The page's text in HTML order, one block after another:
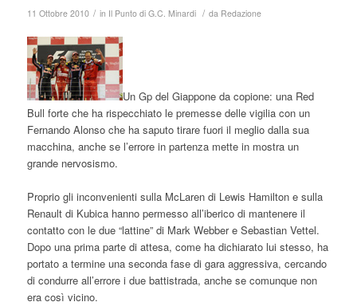
11 Ottobre 2010 / in Il Punto di G.C. Minardi / da Redazione
Un Gp del Giappone da copione: una Red
Bull forte che ha rispecchiato le premesse delle vigilia con un
Fernando Alonso che ha saputo tirare fuori il meglio dalla sua
macchina, anche se l’errore in partenza mette in mostra un
grande nervosismo.
Proprio gli inconvenienti sulla McLaren di Lewis Hamilton e sulla
Renault di Kubica hanno permesso all’iberico di mantenere il
contatto con le due “lattine” di Mark Webber e Sebastian Vettel.
Dopo una prima parte di attesa, come ha dichiarato lui stesso, ha
portato a termine una seconda fase di gara aggressiva, cercando
di condurre all’errore i due battistrada, anche se comunque non
era così vicino.